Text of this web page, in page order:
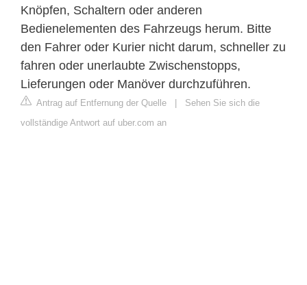
Knöpfen, Schaltern oder anderen
Bedienelementen des Fahrzeugs herum. Bitte
den Fahrer oder Kurier nicht darum, schneller zu
fahren oder unerlaubte Zwischenstopps,
Lieferungen oder Manöver durchzuführen.
Antrag auf Entfernung der Quelle | Sehen Sie sich die
vollständige Antwort auf uber.com an